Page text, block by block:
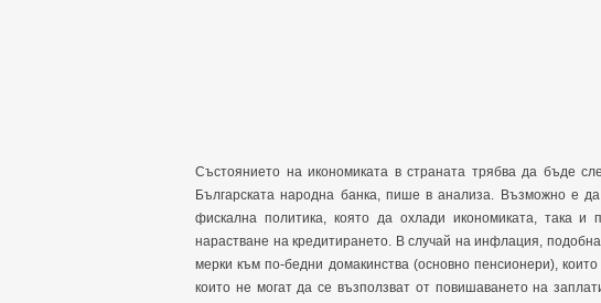
Състоянието на икономиката в страната трябва да бъде
Българската народна банка, пише в анализа. Възможно е
фискална политика, която да охлади икономиката, така и
нарастване на кредитирането. В случай на инфлация,
мерки към по-бедни домакинства (основно пенсионери),
които не могат да се възползват от повишаването на